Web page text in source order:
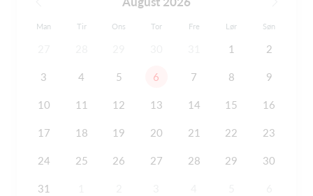
Man Tir Ons Tor Fre Lør Søn
1 2
3 4 5 6 7 8 9
10 11 12 13 14 15 16
17 18 19 20 21 22 23
24 25 26 27 28 29 30
31